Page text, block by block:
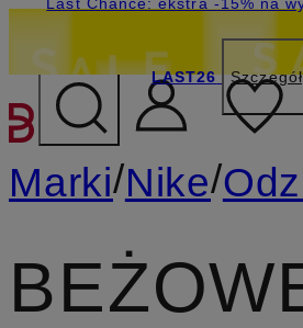
PRZEJDŹ DO
LAST26
Marki/Nike/